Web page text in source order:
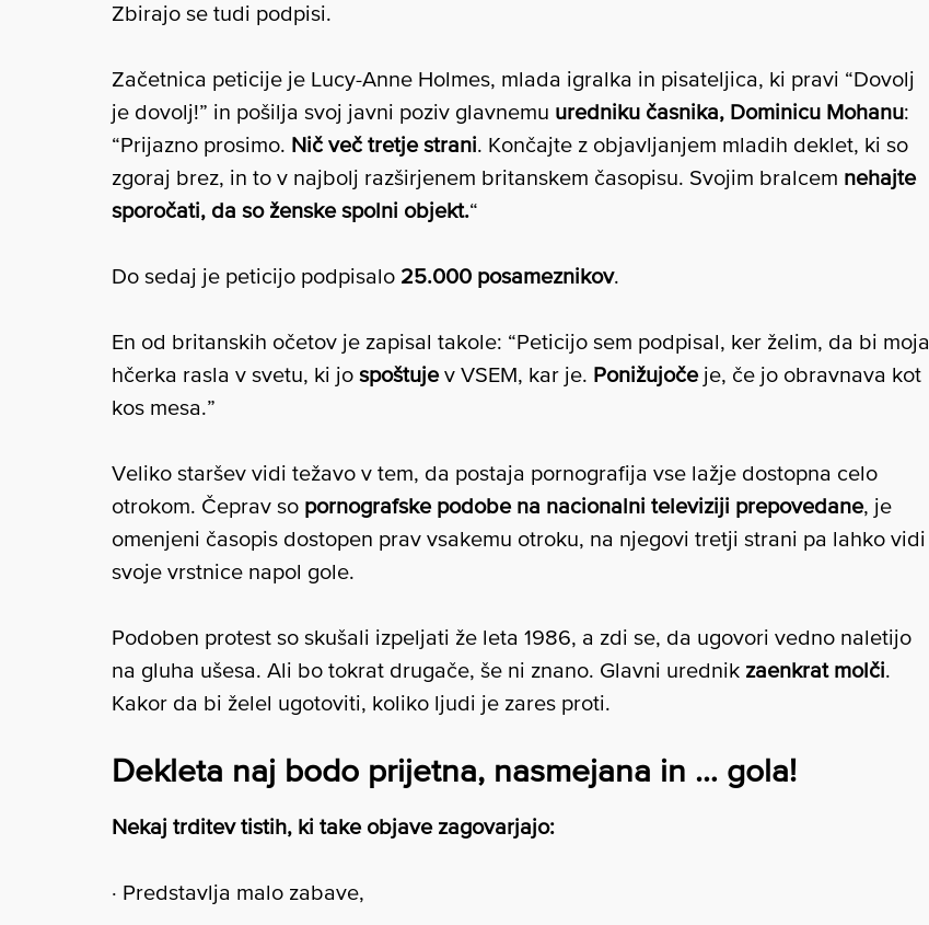
Zbirajo se tudi podpisi.
Začetnica peticije je Lucy-Anne Holmes, mlada igralka in pisateljica, ki pravi “Dovolj
je dovolj!” in pošilja svoj javni poziv glavnemu uredniku časnika, Dominicu Mohanu:
“Prijazno prosimo. Nič več tretje strani. Končajte z objavljanjem mladih deklet, ki so
zgoraj brez, in to v najbolj razširjenem britanskem časopisu. Svojim bralcem nehajte
sporočati, da so ženske spolni objekt.“
Do sedaj je peticijo podpisalo 25.000 posameznikov.
En od britanskih očetov je zapisal takole: “Peticijo sem podpisal, ker želim, da bi moja
hčerka rasla v svetu, ki jo spoštujev VSEM, kar je. Ponižujočeje, če jo obravnava kot
kos mesa.”
Veliko staršev vidi težavo v tem, da postaja pornografija vse lažje dostopna celo
otrokom. Čeprav so pornografske podobe na nacionalni televiziji prepovedane, je
omenjeni časopis dostopen prav vsakemu otroku, na njegovi tretji strani pa lahko vidi
svoje vrstnice napol gole.
Podoben protest so skušali izpeljati že leta 1986, a zdi se, da ugovori vedno naletijo
na gluha ušesa. Ali bo tokrat drugače, še ni znano. Glavni urednik zaenkrat molči.
Kakor da bi želel ugotoviti, koliko ljudi je zares proti.
Dekleta naj bodo prijetna, nasmejana in … gola!
Nekaj trditev tistih, ki take objave zagovarjajo:
· Predstavlja malo zabave,